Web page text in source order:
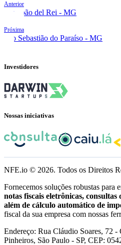
Anterior
São João del Rei - MG
Próxima
São Sebastião do Paraíso - MG
Investidores
Nossas iniciativas
NFE.io © 2026. Todos os Direitos
Fornecemos soluções robustas para
notas fiscais eletrônicas,
além de cálculo automático de
fiscal da sua empresa com nossas
Endereço: Rua Cláudio Soares, 72
Pinheiros, São Paulo - SP, CEP: